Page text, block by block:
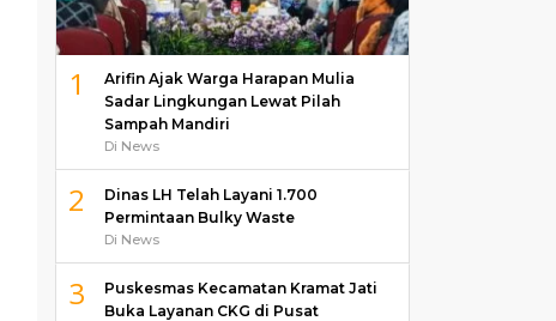
1
Arifin Ajak Warga Harapan Mulia
Sadar Lingkungan Lewat Pilah
Sampah Mandiri
Di News
2
Dinas LH Telah Layani 1.700
Permintaan Bulky Waste
Di News
3
Puskesmas Kecamatan Kramat Jati
Buka Layanan CKG di Pusat